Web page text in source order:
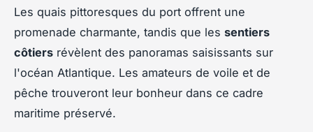
Les quais pittoresques du port offrent une
promenade charmante, tandis que les sentiers
côtiers révèlent des panoramas saisissants sur
l'océan Atlantique. Les amateurs de voile et de
pêche trouveront leur bonheur dans ce cadre
maritime préservé.